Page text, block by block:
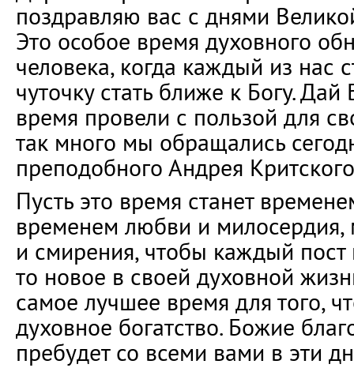
поздравляю вас с днями
Это особое время духовного
человека, когда каждый из нас
чуточку стать ближе к Богу.
время провели с пользой для
так много мы обращались
преподобного Андрея
Пусть это время станет
временем любви и
и смирения, чтобы каждый
то новое в своей духовной
самое лучшее время для того,
духовное богатство. Божие
пребудет со всеми вами в эти